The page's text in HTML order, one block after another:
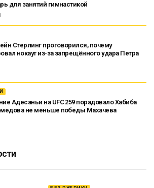
для занятий гимнастикой
Стерлинг проговорился, почему
нокаут из-за запрещённого удара Петра
Адесаньи на UFC 259 порадовало Хабиба
не меньше победы Махачева